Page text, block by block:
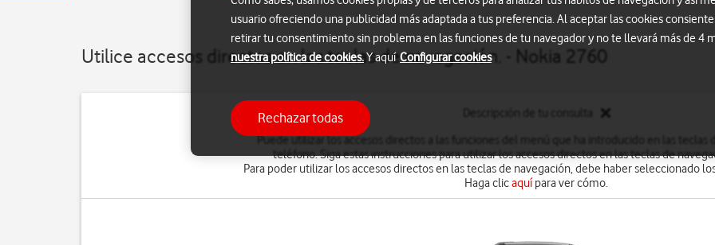
Utilice accesos directos en las teclas de navegación. - Nokia 2760
Puede utilizar los accesos directos a las funciones del menú que ha introducido en las teclas
teléfono. Siga estas instrucciones para utilizar los accesos directos en las teclas de
Para poder utilizar los accesos directos en las teclas de navegación, debe haber seleccionado
Haga clicaquípara ver cómo.
usuario ofreciendo una publicidad más adaptada a tus preferencia. Al aceptar las cookies
retirar tu consentimiento sin problema en las funciones de tu navegador y no te llevará más de 4
nuestra política de cookies.Y aquíConfigurar cookies
Rechazar todas